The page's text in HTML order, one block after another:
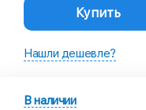
Купить
Нашли дешевле?
В наличии